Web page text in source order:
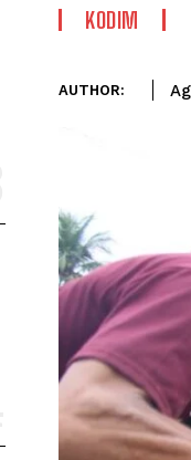
KODIM
AUTHOR: